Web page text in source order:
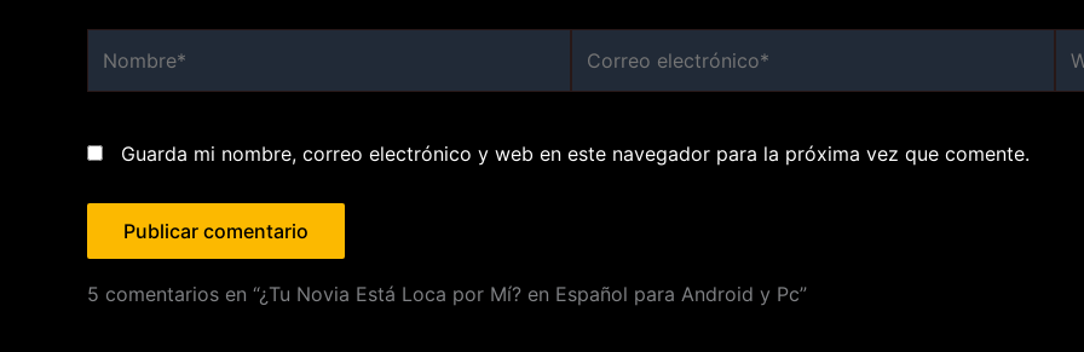
electrónico*
Guarda mi nombre, correo electrónico y web en este navegador para la próxima vez que comente.
5 comentarios en “¿Tu Novia Está Loca por Mí? en Español para Android y Pc”